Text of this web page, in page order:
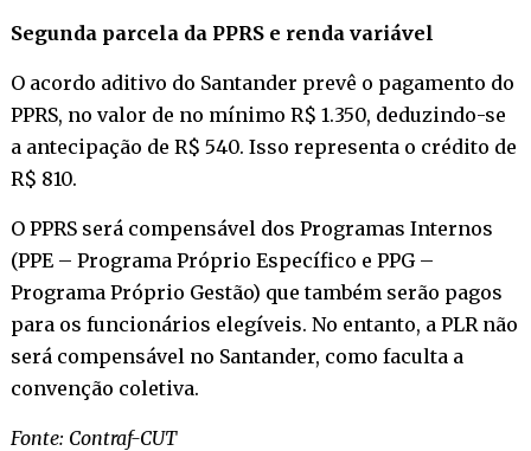
Segunda parcela da PPRS e renda variável
O acordo aditivo do Santander prevê o pagamento do
PPRS, no valor de no mínimo R$ 1.350, deduzindo-se
a antecipação de R$ 540. Isso representa o crédito de
R$ 810.
O PPRS será compensável dos Programas Internos
(PPE – Programa Próprio Específico e PPG –
Programa Próprio Gestão) que também serão pagos
para os funcionários elegíveis. No entanto, a PLR não
será compensável no Santander, como faculta a
convenção coletiva.
Fonte: Contraf-CUT